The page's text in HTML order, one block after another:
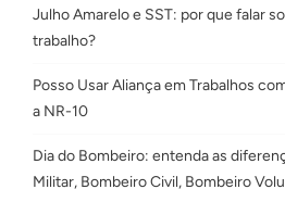
Julho Amarelo e SST: por que falar
trabalho?
Posso Usar Aliança em Trabalhos
a NR-10
Dia do Bombeiro: entenda as
Militar, Bombeiro Civil, Bombeiro